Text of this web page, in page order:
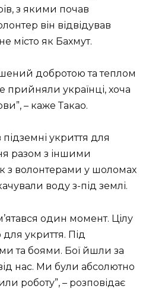
з якими почав
він відвідував
місто як Бахмут.
добротою та теплом
прийняли українці, хоча
– каже Такао.
підземні укриття для
разом з іншими
з волонтерами у шоломах
воду з-під землі.
один момент. Цілу
укриття. Під
та боями. Бої йшли за
нас. Ми були абсолютно
роботу”, – розповідає